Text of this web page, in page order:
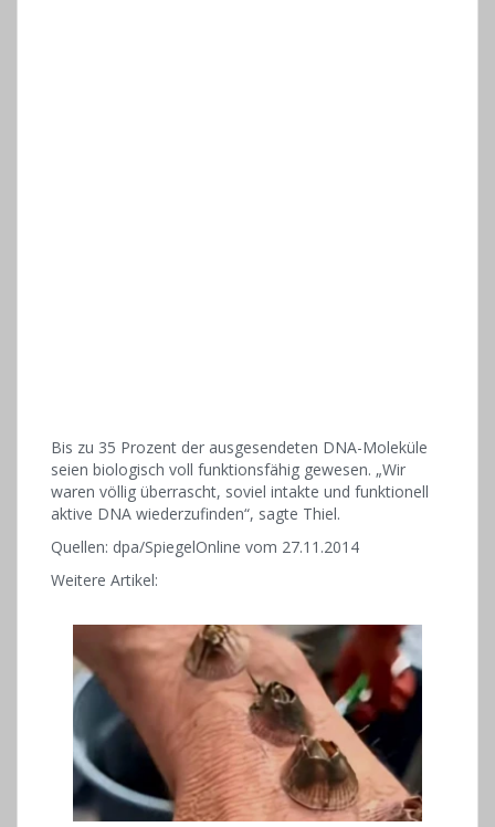
Bis zu 35 Prozent der ausgesendeten DNA-Moleküle
seien biologisch voll funktionsfähig gewesen. „Wir
waren völlig überrascht, soviel intakte und funktionell
aktive DNA wiederzufinden“, sagte Thiel.
Quellen: dpa/SpiegelOnline vom 27.11.2014
Weitere Artikel: